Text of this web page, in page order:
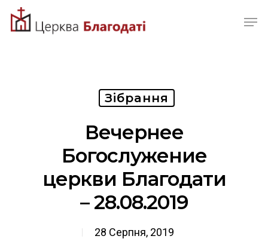
Skip
Зібрання
Вечернее
Богослужение
церкви Благодати
– 28.08.2019
28 Серпня, 2019